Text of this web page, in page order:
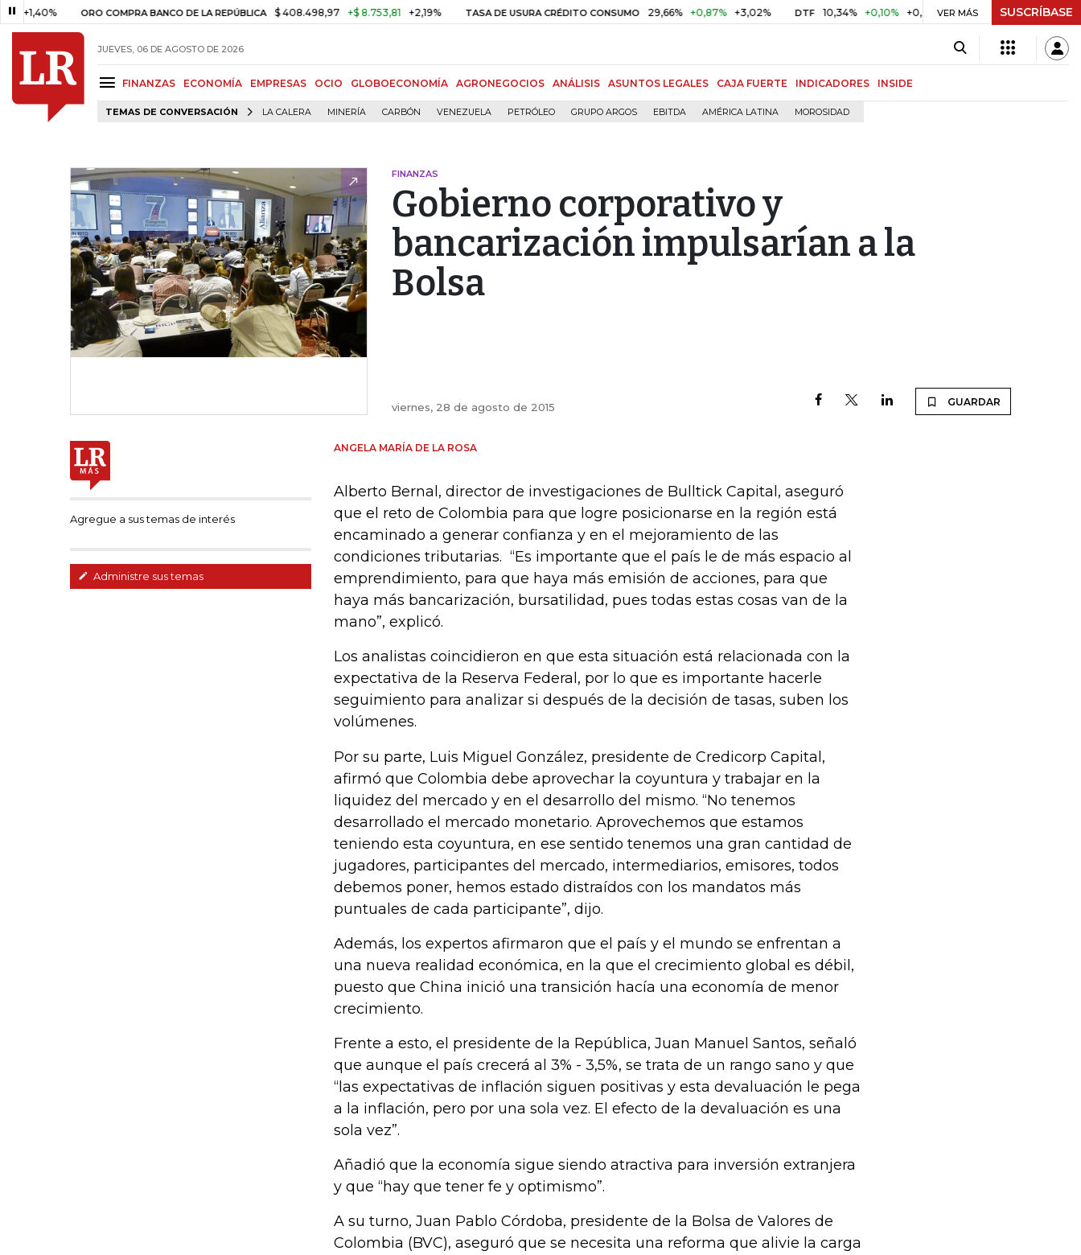
ORO COMPRA BANCO DE LA REPÚBLICA $ 408.498,97 +$ 8.753,81 +2,19% TASA DE USURA CRÉDITO CONSUMO 29,66% +0,87% +3,02% DTF 10,34% +0,10% +0,98% UVR $ 416,91 +$ 0,05 +0,01%
VER MÁS SUSCRÍBASE
JUEVES, 06 DE AGOSTO DE 2026
FINANZAS ECONOMÍA EMPRESAS OCIO GLOBOECONOMÍA AGRONEGOCIOS ANÁLISIS ASUNTOS LEGALES CAJA FUERTE INDICADORES INSIDE
TEMAS DE CONVERSACIÓN LA CALERA MINERÍA CARBÓN VENEZUELA PETRÓLEO GRUPO ARGOS EBITDA AMÉRICA LATINA MOROSIDAD
FINANZAS
Gobierno corporativo y
bancarización impulsarían a la
Bolsa
viernes, 28 de agosto de 2015 GUARDAR
Agregue a sus temas de interés
Administre sus temas
ANGELA MARÍA DE LA ROSA
Alberto Bernal, director de investigaciones de Bulltick Capital, aseguró
que el reto de Colombia para que logre posicionarse en la región está
encaminado a generar confianza y en el mejoramiento de las
condiciones tributarias. “Es importante que el país le de más espacio al
emprendimiento, para que haya más emisión de acciones, para que
haya más bancarización, bursatilidad, pues todas estas cosas van de la
mano”, explicó.
Los analistas coincidieron en que esta situación está relacionada con la
expectativa de la Reserva Federal, por lo que es importante hacerle
seguimiento para analizar si después de la decisión de tasas, suben los
volúmenes.
Por su parte, Luis Miguel González, presidente de Credicorp Capital,
afirmó que Colombia debe aprovechar la coyuntura y trabajar en la
liquidez del mercado y en el desarrollo del mismo. “No tenemos
desarrollado el mercado monetario. Aprovechemos que estamos
teniendo esta coyuntura, en ese sentido tenemos una gran cantidad de
jugadores, participantes del mercado, intermediarios, emisores, todos
debemos poner, hemos estado distraídos con los mandatos más
puntuales de cada participante”, dijo.
Además, los expertos afirmaron que el país y el mundo se enfrentan a
una nueva realidad económica, en la que el crecimiento global es débil,
puesto que China inició una transición hacía una economía de menor
crecimiento.
Frente a esto, el presidente de la República, Juan Manuel Santos, señaló
que aunque el país crecerá al 3% - 3,5%, se trata de un rango sano y que
“las expectativas de inflación siguen positivas y esta devaluación le pega
a la inflación, pero por una sola vez. El efecto de la devaluación es una
sola vez”.
Añadió que la economía sigue siendo atractiva para inversión extranjera
y que “hay que tener fe y optimismo”.
A su turno, Juan Pablo Córdoba, presidente de la Bolsa de Valores de
Colombia (BVC), aseguró que se necesita una reforma que alivie la carga